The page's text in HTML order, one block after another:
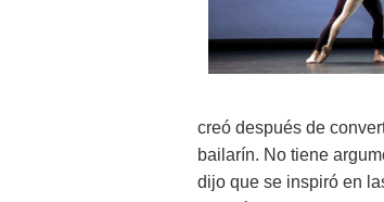
creó después de
bailarín. No tiene
dijo que se inspiró en